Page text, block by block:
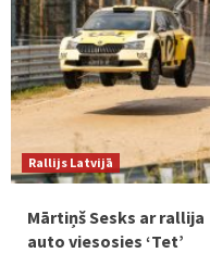
Rallijs Latvijā
Mārtiņš Sesks ar rallija
auto viesosies ‘Tet’